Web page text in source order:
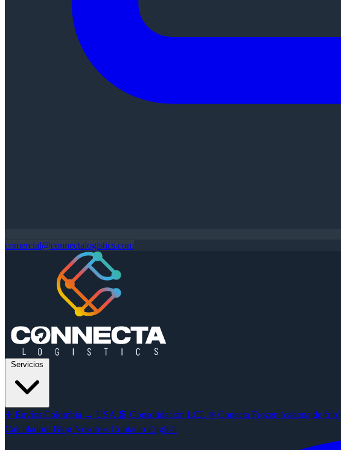
comercial@connectalogistics.com
✈ Envíos Colombia → USA 🚢 Consolidación LCL ❄ Conecta Frozen (cadena de frío)
Calculadora Blog Nosotros Contacto English